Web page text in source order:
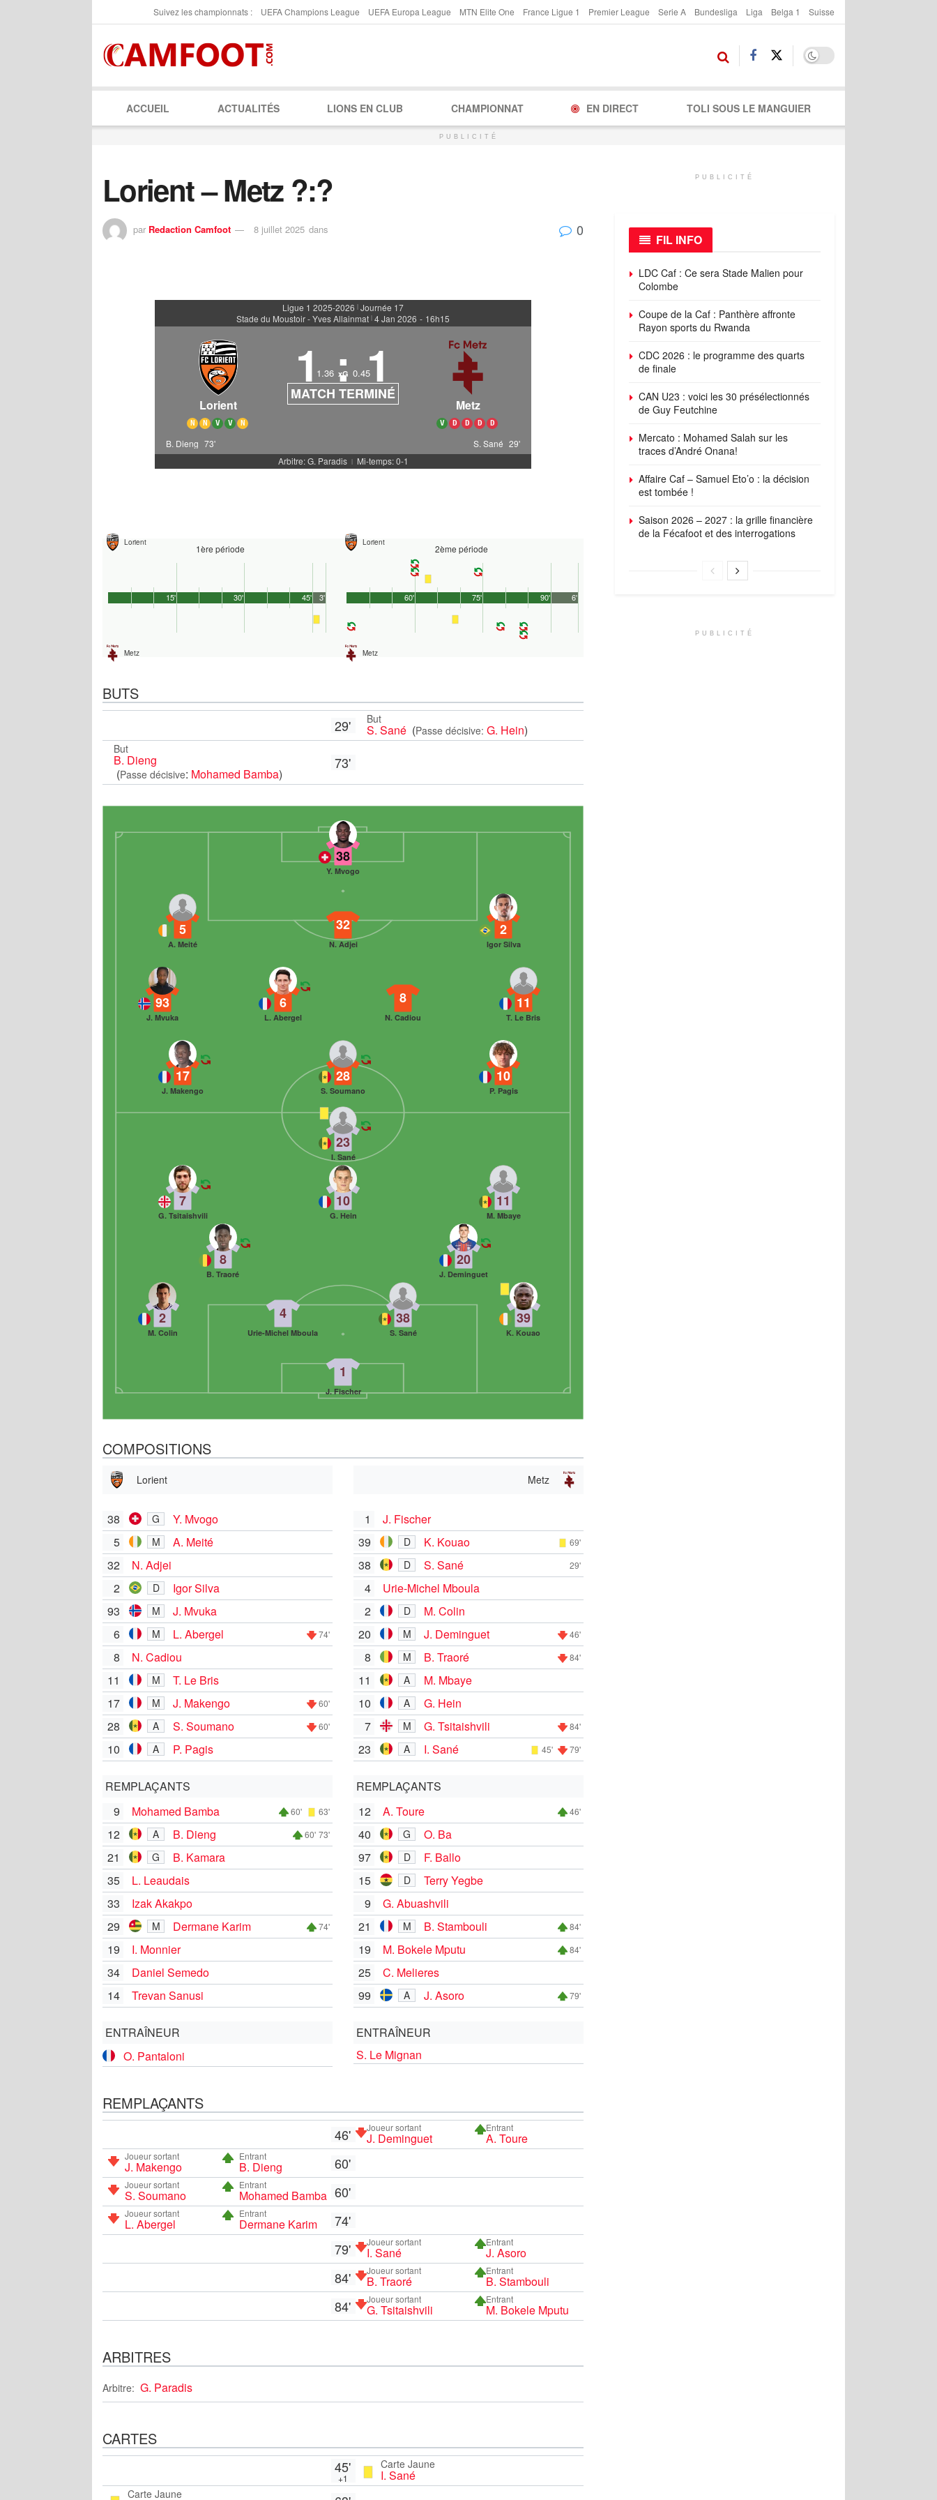
Suivez les championnats : UEFA Champions League UEFA Europa League MTN Elite One France Ligue 1 Premier League Serie A Bundesliga Liga Belga 1 Suisse
ACCUEIL ACTUALITÉS LIONS EN CLUB CHAMPIONNAT EN DIRECT TOLI SOUS LE MANGUIER
PUBLICITÉ
Lorient – Metz ?:?
par Redaction Camfoot 8 juillet 2025 dans 0
Ligue 1 2025-2026 | Journée 17
Stade du Moustoir - Yves Allainmat | 4 Jan 2026 - 16h15
Lorient
N N V V N
1 : 1
1.36 xG 0.45
MATCH TERMINÉ
Metz
V D D D D
B. Dieng 73' S. Sané 29'
Arbitre: G. Paradis | Mi-temps: 0-1
Lorient
1ère période
Metz
45'
15' 30' 3'
Lorient
2ème période
Metz
90'
60' 75' 6'
BUTS
29' But
S. Sané (Passe décisive: G. Hein)
But
B. Dieng
(Passe décisive: Mohamed Bamba)
73'
38
Y. Mvogo
2
Igor Silva
32
N. Adjei
5
A. Meité
11
T. Le Bris
8
N. Cadiou
6
L. Abergel
93
J. Mvuka
10
P. Pagis
28
S. Soumano
17
J. Makengo
1
J. Fischer
2
M. Colin
4
Urie-Michel Mboula
38
S. Sané
39
K. Kouao
8
B. Traoré
20
J. Deminguet
7
G. Tsitaishvili
10
G. Hein
11
M. Mbaye
23
I. Sané
COMPOSITIONS
Lorient
38 G
Y. Mvogo
5
M
A. Meité
32
N. Adjei
2
D
Igor Silva
93
M
J. Mvuka
6
M L. Abergel 74'
8
N. Cadiou
11
M
T. Le Bris
17
M J. Makengo 60'
28 A S. Soumano 60'
10 A P. Pagis
REMPLAÇANTS
9
Mohamed Bamba 60' 63'
12 A B. Dieng 60' 73'
21 G
B. Kamara
35
L. Leaudais
33
Izak Akakpo
29
M Dermane Karim 74'
19
I. Monnier
34
Daniel Semedo
14
Trevan Sanusi
ENTRAÎNEUR
O. Pantaloni
Metz
1
J. Fischer
39
D K. Kouao 69'
38 D S. Sané 29'
4
Urie-Michel Mboula
2
D
M. Colin
20
M J. Deminguet 46'
8 M B. Traoré 84'
11 A
M. Mbaye
10
A
G. Hein
7
M G. Tsitaishvili 84'
23 A I. Sané 45' 79'
REMPLAÇANTS
12
A. Toure 46'
40 G
O. Ba
97
D
F. Ballo
15
D
Terry Yegbe
9
G. Abuashvili
21
M B. Stambouli 84'
19 M. Bokele Mputu 84'
25
C. Melieres
99
A J. Asoro 79'
ENTRAÎNEUR
S. Le Mignan
REMPLAÇANTS
46' Joueur sortant
J. Deminguet
Entrant
A. Toure
Joueur sortant
J. Makengo
Entrant
B. Dieng 60'
Joueur sortant
S. Soumano
Entrant
Mohamed Bamba 60'
Joueur sortant
L. Abergel
Entrant
Dermane Karim
74'
79'
Joueur sortant
I. Sané
Entrant
J. Asoro
84' Joueur sortant
B. Traoré
Entrant
B. Stambouli
84' Joueur sortant
G. Tsitaishvili
Entrant
M. Bokele Mputu
ARBITRES
Arbitre: G. Paradis
CARTES
45'
+1
Carte Jaune
I. Sané
Carte Jaune
PUBLICITÉ
FIL INFO
LDC Caf : Ce sera Stade Malien pour
Colombe
Coupe de la Caf : Panthère affronte
Rayon sports du Rwanda
CDC 2026 : le programme des quarts
de finale
CAN U23 : voici les 30 présélectionnés
de Guy Feutchine
Mercato : Mohamed Salah sur les
traces d’André Onana!
Affaire Caf – Samuel Eto’o : la décision
est tombée !
Saison 2026 – 2027 : la grille financière
de la Fécafoot et des interrogations
PUBLICITÉ